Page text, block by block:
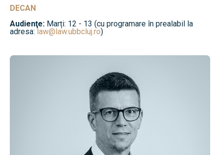
DECAN
Audienţe: Marți: 12 - 13 (cu programare în prealabil la
adresa:law@law.ubbcluj.ro)